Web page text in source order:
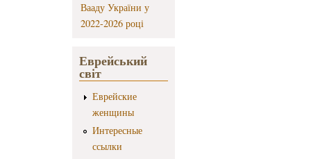
Вааду України у
2022-2026 році
Еврейський
світ
Еврейские
женщины
Интересные
ссылки